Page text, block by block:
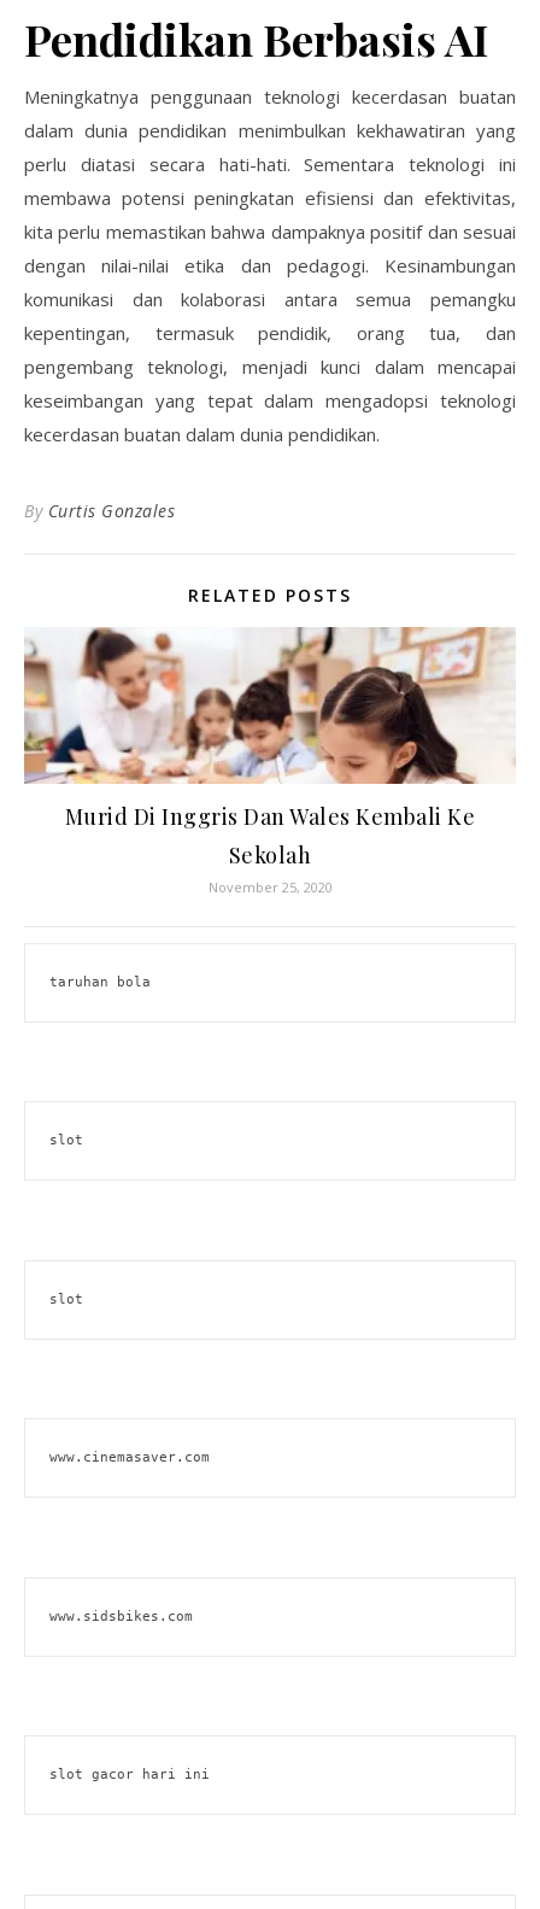
Pendidikan Berbasis AI
Meningkatnya penggunaan teknologi kecerdasan buatan
dalam dunia pendidikan menimbulkan kekhawatiran yang
perlu diatasi secara hati-hati. Sementara teknologi ini
membawa potensi peningkatan efisiensi dan efektivitas,
kita perlu memastikan bahwa dampaknya positif dan sesuai
dengan nilai-nilai etika dan pedagogi. Kesinambungan
komunikasi dan kolaborasi antara semua pemangku
kepentingan, termasuk pendidik, orang tua, dan
pengembang teknologi, menjadi kunci dalam mencapai
keseimbangan yang tepat dalam mengadopsi teknologi
kecerdasan buatan dalam dunia pendidikan.
By Curtis Gonzales
RELATED POSTS
Murid Di Inggris Dan Wales Kembali Ke
Sekolah
November 25, 2020
taruhan bola
slot
slot
www.cinemasaver.com
www.sidsbikes.com
slot gacor hari ini